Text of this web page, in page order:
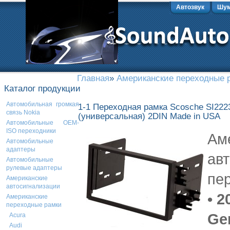
Автозвук
Каталог продукции
Автомобильная громкая
связь Nokia
Автомобильные OEM-
ISO переходники
Автомобильные
адаптеры
Автомобильные
рулевые адаптеры
Американские
автосигнализации
Американские
переходные рамки
Acura
Audi
Главная» Американские переходные
1-1 Переходная рамка Scosche
(универсальная) 2DIN Made in USA
•